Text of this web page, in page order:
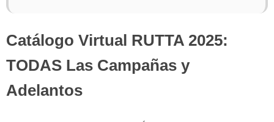
Catálogo Virtual RUTTA 2025:
TODAS Las Campañas y
Adelantos